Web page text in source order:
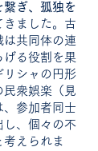
繋ぎ、孤独を
きました。古
は共同体の連
げる役割を果
リシャの円形
民衆娯楽（見
、参加者同士
し、個々の不
えられま